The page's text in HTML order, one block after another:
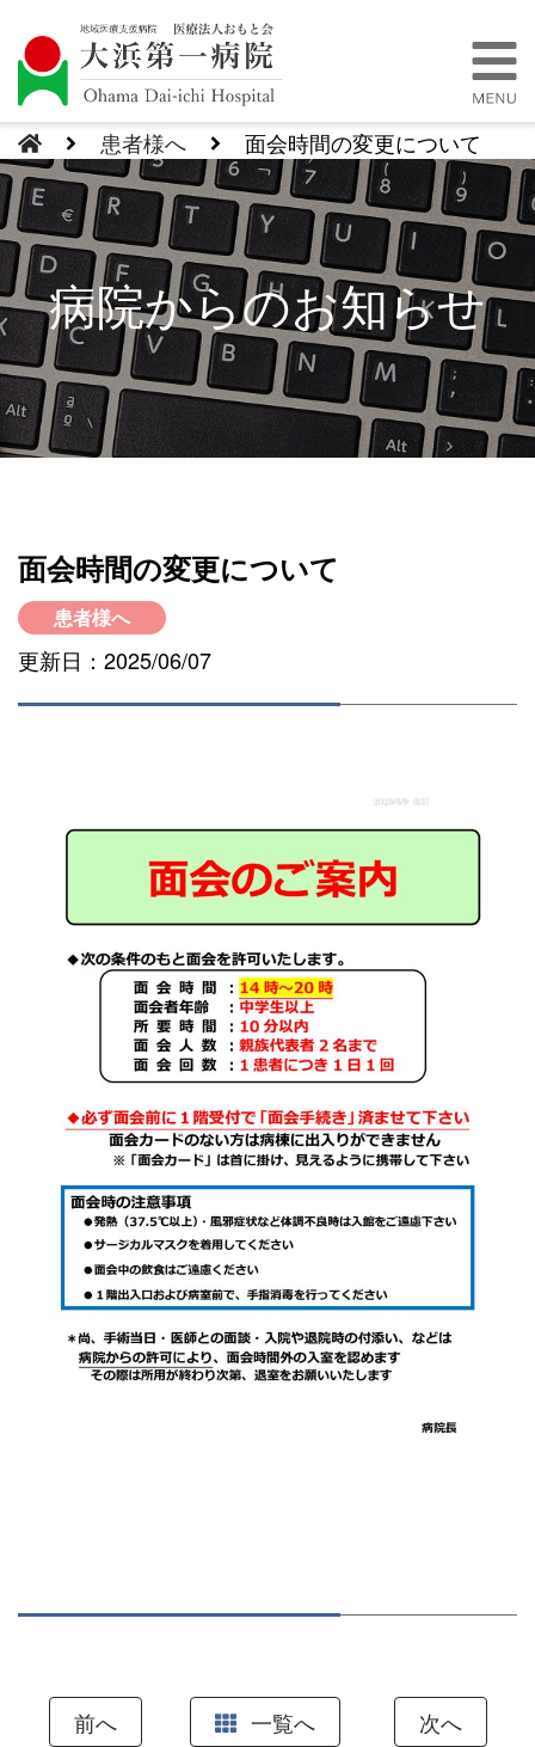
患者様へ 面会時間の変更について
病院からのお知らせ
面会時間の変更について
患者様へ
更新日：2025/06/07
前へ 一覧へ 次へ